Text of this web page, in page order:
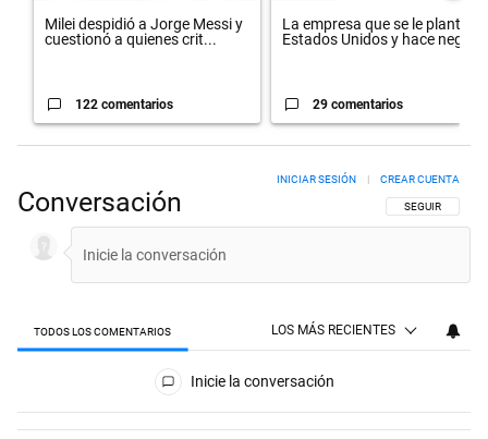
Milei despidió a Jorge Messi y
cuestionó a quienes crit...
122 comentarios
La empresa que se le plantó a
Estados Unidos y hace neg...
29 comentarios
Conversación SIGA ESTA
SEGUIR
INICIAR SESIÓN CREAR CUENTA
TODOS LOS COMENTARIOS LOS MÁS RECIENTES
Todos los comentarios
Inicie la conversación